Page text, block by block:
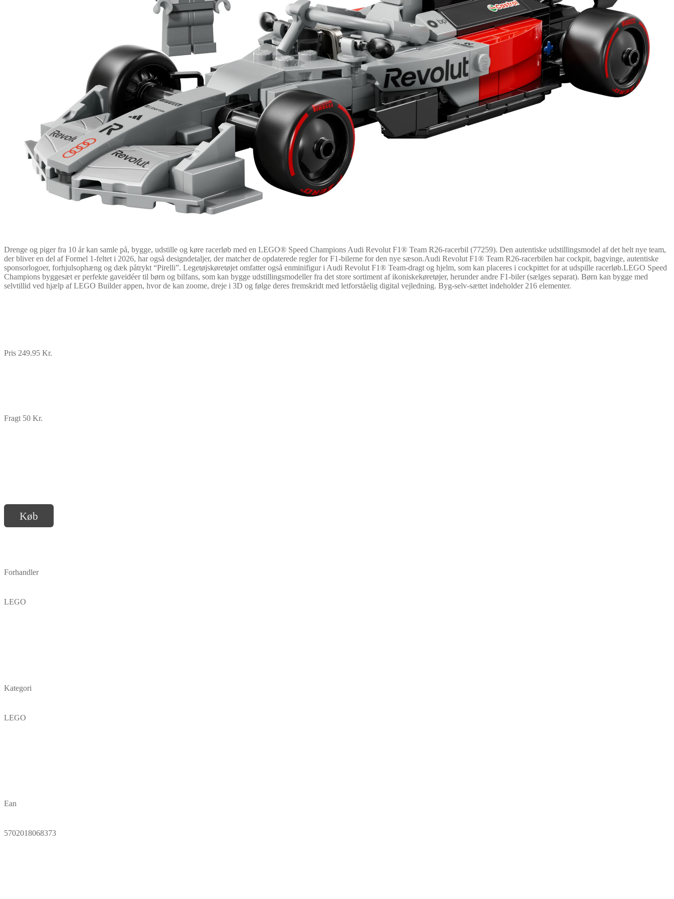
Drenge og piger fra 10 år kan samle på, bygge, udstille og køre racerløb med en LEGO® Speed Champions Audi Revolut F1® Team R26-racerbil (77259). Den autentiske udstillingsmodel af det helt nye team,
der bliver en del af Formel 1-feltet i 2026, har også designdetaljer, der matcher de opdaterede regler for F1-bilerne for den nye sæson.Audi Revolut F1® Team R26-racerbilen har cockpit, bagvinge, autentiske
sponsorlogoer, forhjulsophæng og dæk påtrykt “Pirelli”. Legetøjskøretøjet omfatter også enminifigur i Audi Revolut F1® Team-dragt og hjelm, som kan placeres i cockpittet for at udspille racerløb.LEGO Speed
Champions byggesæt er perfekte gaveidéer til børn og bilfans, som kan bygge udstillingsmodeller fra det store sortiment af ikoniskekøretøjer, herunder andre F1-biler (sælges separat). Børn kan bygge med
selvtillid ved hjælp af LEGO Builder appen, hvor de kan zoome, dreje i 3D og følge deres fremskridt med letforståelig digital vejledning. Byg-selv-sættet indeholder 216 elementer.
Pris 249.95 Kr.
Fragt 50 Kr.
Køb
Forhandler
LEGO
Kategori
LEGO
Ean
5702018068373